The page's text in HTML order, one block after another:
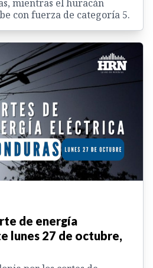
mientras el huracán
con fuerza de categoría 5.
de energía
lunes 27 de octubre,